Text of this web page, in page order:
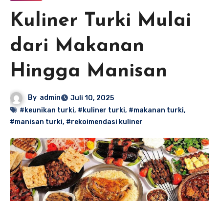
Kuliner Turki Mulai
dari Makanan
Hingga Manisan
By admin
Juli 10, 2025
#keunikan turki, #kuliner turki, #makanan turki,
#manisan turki, #rekoimendasi kuliner